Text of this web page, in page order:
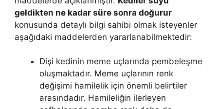
geldikten ne kadar süre sonra doğurur
konusunda detaylı bilgi sahibi olmak isteyenler
aşağıdaki maddelerden yararlanabilmektedir:
Dişi kedinin meme uçlarında pembeleşme
oluşmaktadır. Meme uçlarının renk
değişimi hamilelik için önemli belirtiler
arasındadır. Hamileliğin ilerleyen